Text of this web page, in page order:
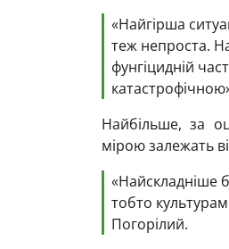
«Найгірша
теж непроста.
фунгіцидній
Найбільше, за
мірою залежать
«Найскладніше
тобто
Погорілий.